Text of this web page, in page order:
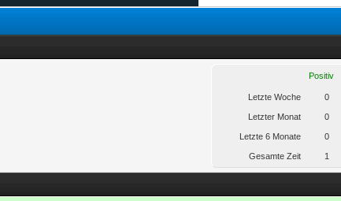
Positiv
Letzte Woche 0
Letzter Monat 0
Letzte 6 Monate 0
Gesamte Zeit 1